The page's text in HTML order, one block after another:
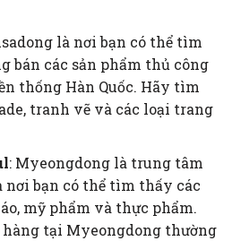
là nơi bạn có thể tìm
bán các sản phẩm thủ công
thống Hàn Quốc. Hãy tìm
tranh vẽ và các loại trang
: Myeongdong là trung tâm
bạn có thể tìm thấy các
mỹ phẩm và thực phẩm.
hàng tại Myeongdong thường